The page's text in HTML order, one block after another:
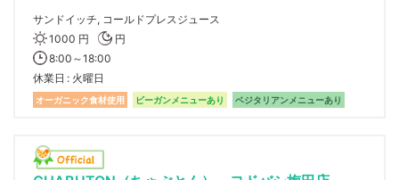
サンドイッチ, コールドプレスジュース
1000 円
円
8:00～18:00
休業日
火曜日
オーガニック食材使用 ビーガンメニューあり ベジタリアンメニューあり